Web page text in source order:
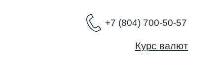
+7 (804) 700-50-57
Курс валют